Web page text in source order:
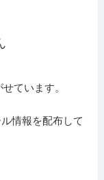
ています。
情報を配布して